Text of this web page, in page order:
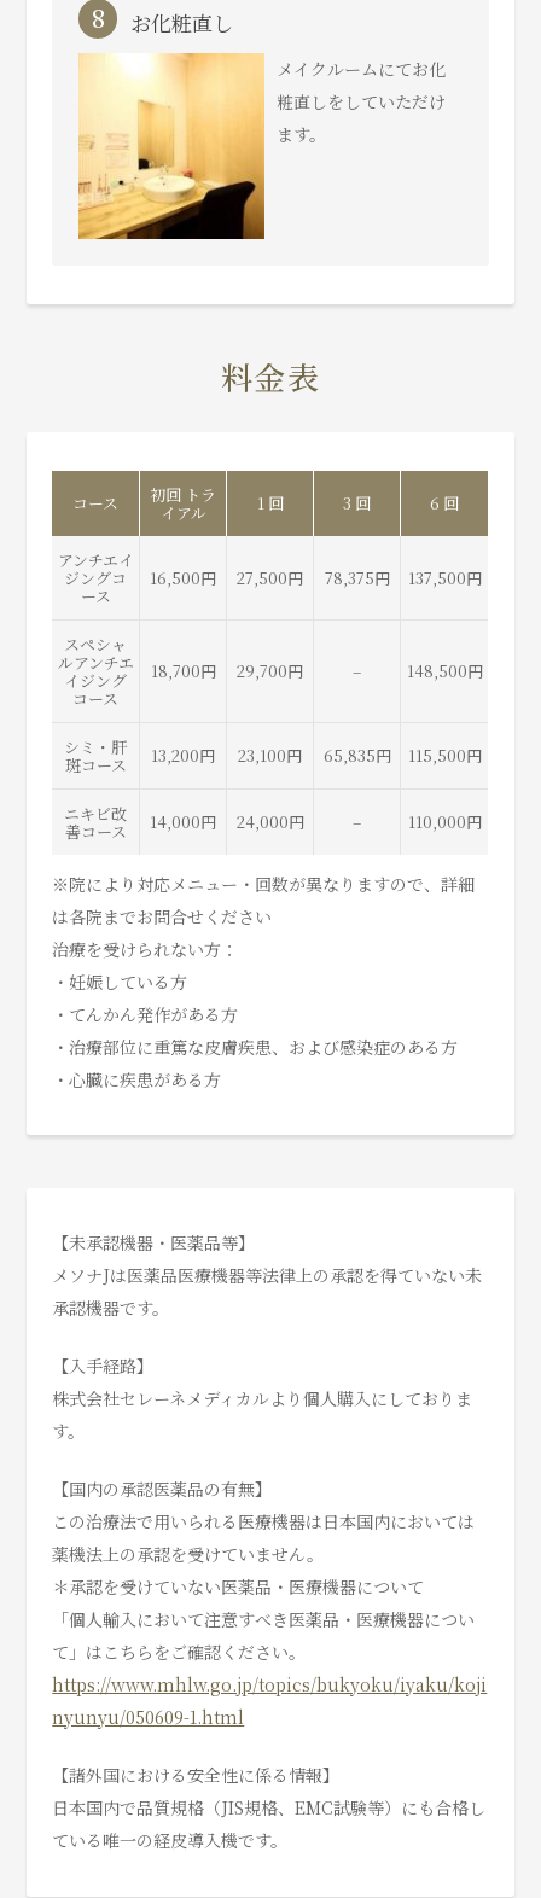
8 お化粧直し
メイクルームにてお化
粧直しをしていただけ
ます。
料金表
コース 初回 トラ
イアル 1 回 3 回 6 回
アンチエイ
ジングコ
ース
16,500円 27,500円 78,375円 137,500円
スペシャ
ルアンチエ
イジング
コース
18,700円 29,700円 – 148,500円
シミ・肝
斑コース 13,200円 23,100円 65,835円 115,500円
ニキビ改
善コース 14,000円 24,000円 – 110,000円
※院により対応メニュー・回数が異なりますので、詳細
は各院までお問合せください
治療を受けられない方：
・妊娠している方
・てんかん発作がある方
・治療部位に重篤な皮膚疾患、および感染症のある方
・心臓に疾患がある方
【未承認機器・医薬品等】
メソナJは医薬品医療機器等法律上の承認を得ていない未
承認機器です。
【入手経路】
株式会社セレーネメディカルより個人購入にしておりま
す。
【国内の承認医薬品の有無】
この治療法で用いられる医療機器は日本国内においては
薬機法上の承認を受けていません。
＊承認を受けていない医薬品・医療機器について
「個人輸入において注意すべき医薬品・医療機器につい
て」はこちらをご確認ください。
https://www.mhlw.go.jp/topics/bukyoku/iyaku/koji
nyunyu/050609-1.html
【諸外国における安全性に係る情報】
日本国内で品質規格（JIS規格、EMC試験等）にも合格し
ている唯一の経皮導入機です。